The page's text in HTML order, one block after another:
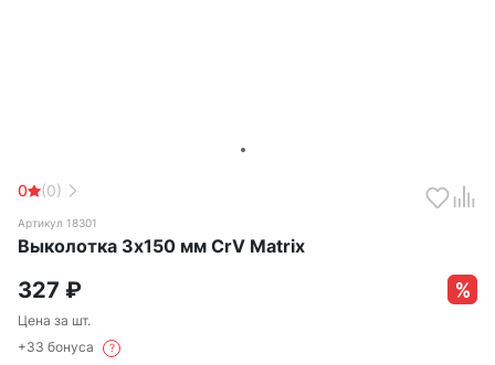
0 (0)
Артикул 18301
Выколотка 3х150 мм CrV Matrix
327 ₽
Цена за шт.
+33 бонуса
?